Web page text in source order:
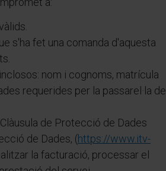
s'ha fet una comanda d'aquesta
nom i cognoms, matrícula
requerides per la passarel·la de
de Protecció de Dades
de Dades, (https://www.itv-
la facturació, processar el